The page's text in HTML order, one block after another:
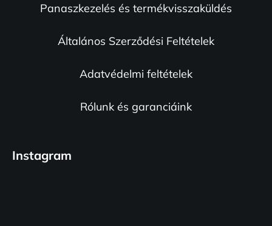
Panaszkezelés és termékvisszaküldés
Általános Szerződési Feltételek
Adatvédelmi feltételek
Rólunk és garanciáink
Instagram